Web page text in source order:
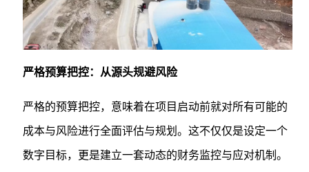
严格预算把控：从源头规避风险
严格的预算把控，意味着在项目启动前就对所有可能的
成本与风险进行全面评估与规划。这不仅仅是设定一个
数字目标，更是建立一套动态的财务监控与应对机制。